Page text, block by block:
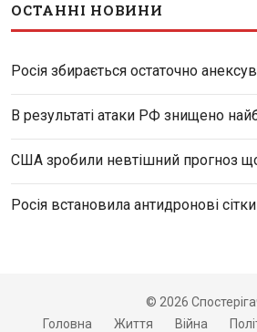
ОСТАННІ НОВИНИ
Росія збирається остаточно
В результаті атаки РФ знищено
США зробили невтішний прогноз
Росія встановила антидронові сітки
© 2026
Головна
Життя Війна